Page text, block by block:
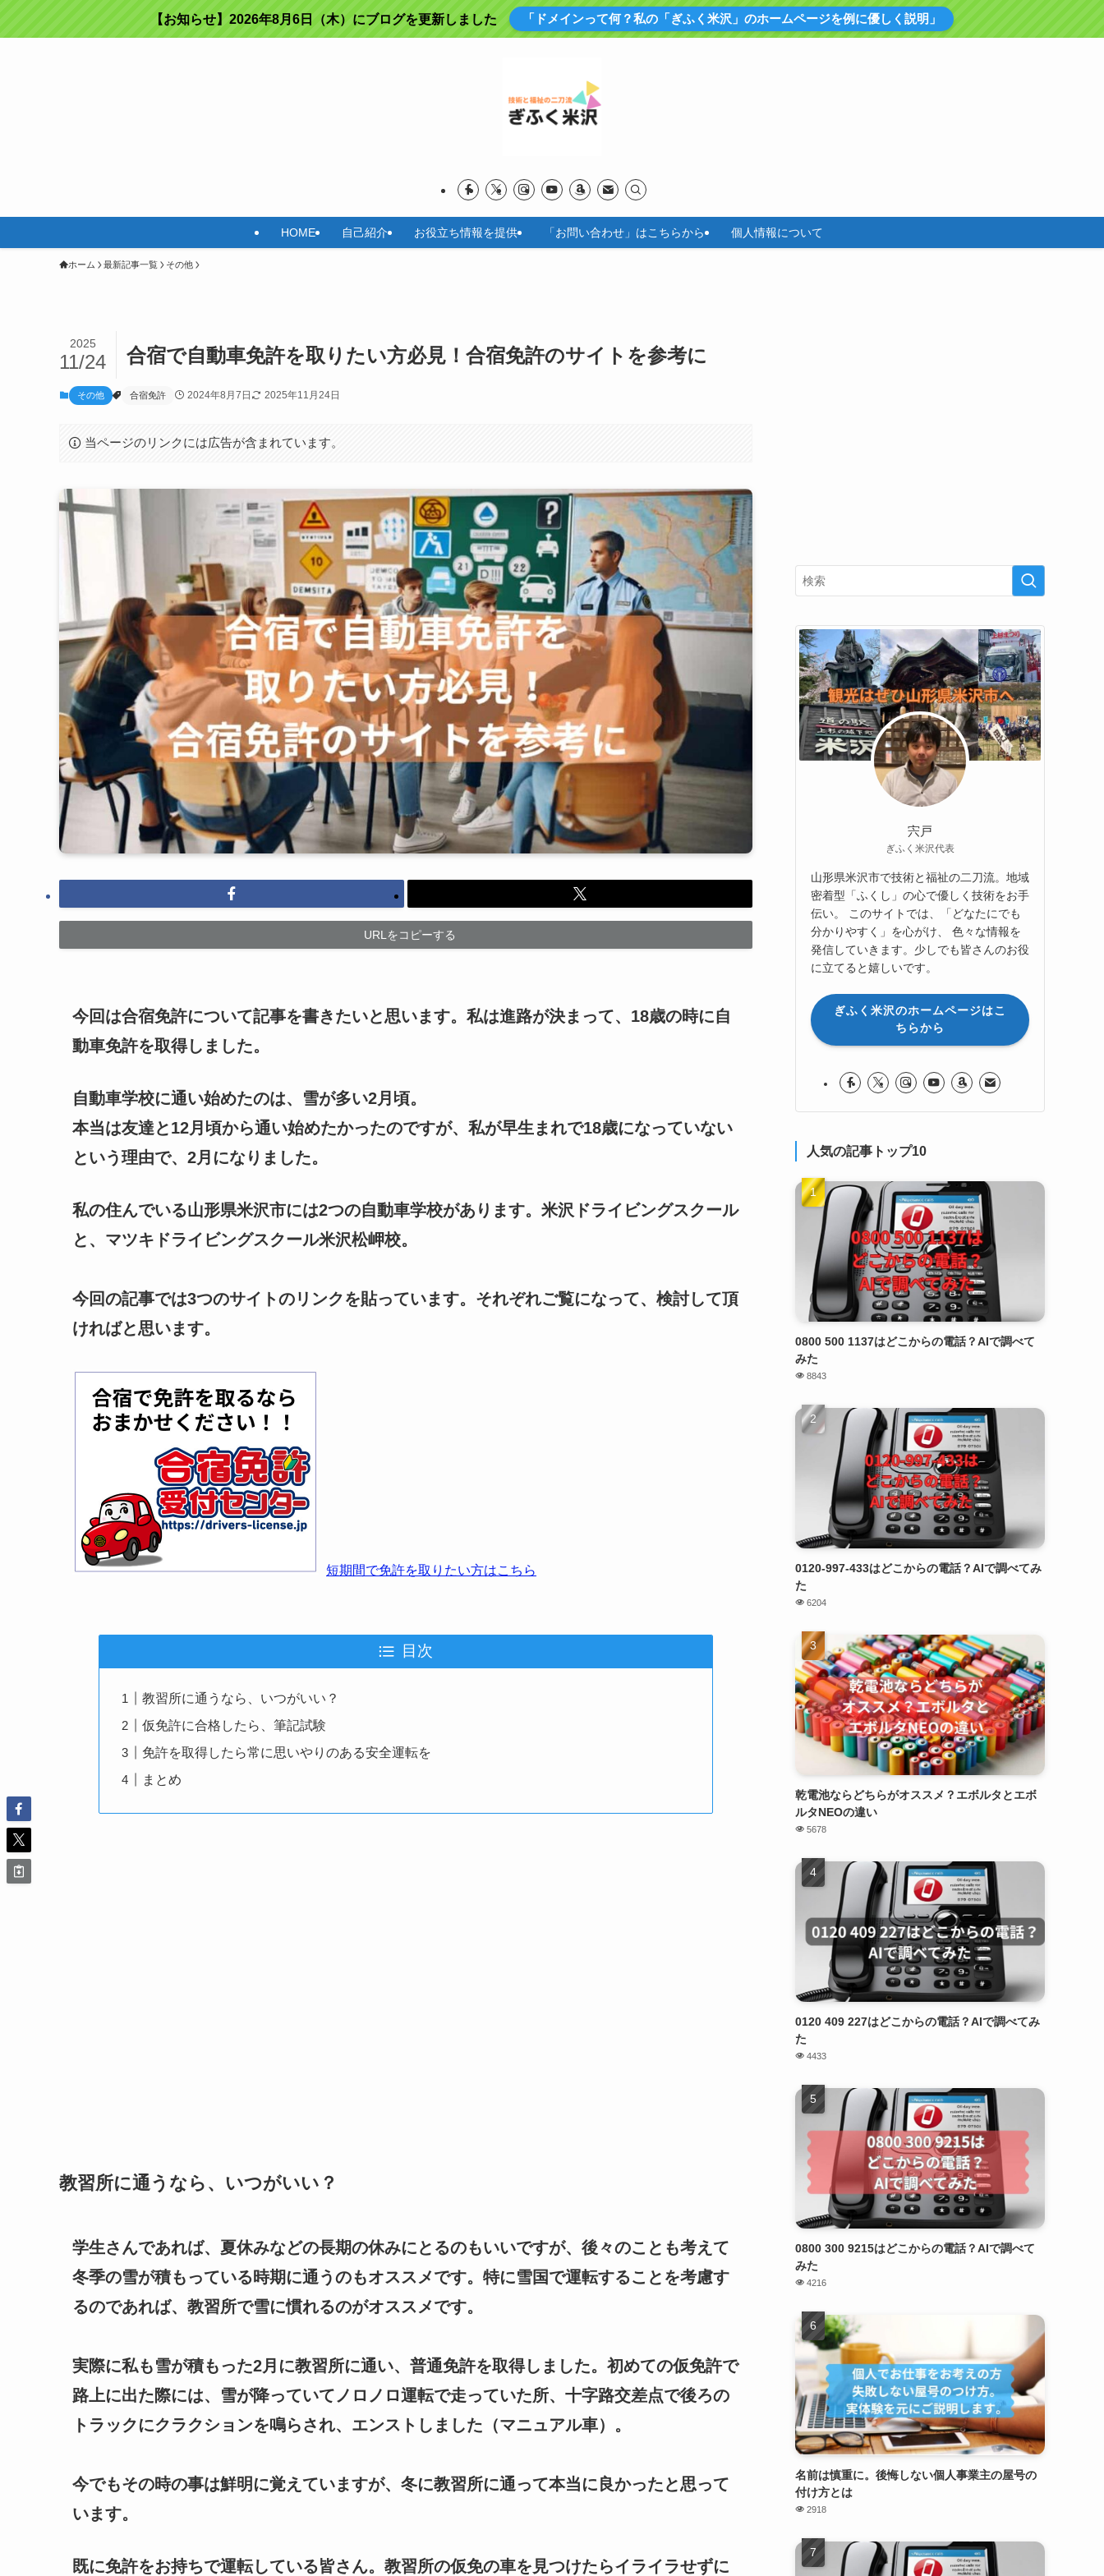
【お知らせ】2026年8月6日（木）にブログを更新しました 「ドメインって何？私の「ぎふく米沢」のホームページを例に優しく説明」
HOME 自己紹介 お役立ち情報を提供 「お問い合わせ」はこちらから 個人情報について
ホーム 最新記事一覧 その他
合宿で自動車免許を取りたい方必見！合宿免許のサイトを参考に
2025
11/24
その他 合宿免許 2024年8月7日 2025年11月24日
当ページのリンクには広告が含まれています。
URLをコピーする
今回は合宿免許について記事を書きたいと思います。私は進路が決まって、18歳の時に自
動車免許を取得しました。
自動車学校に通い始めたのは、雪が多い2月頃。
本当は友達と12月頃から通い始めたかったのですが、私が早生まれで18歳になっていない
という理由で、2月になりました。
私の住んでいる山形県米沢市には2つの自動車学校があります。米沢ドライビングスクール
と、マツキドライビングスクール米沢松岬校。
今回の記事では3つのサイトのリンクを貼っています。それぞれご覧になって、検討して頂
ければと思います。
短期間で免許を取りたい方はこちら
目次
教習所に通うなら、いつがいい？
仮免許に合格したら、筆記試験
免許を取得したら常に思いやりのある安全運転を
まとめ
教習所に通うなら、いつがいい？
学生さんであれば、夏休みなどの長期の休みにとるのもいいですが、後々のことも考えて
冬季の雪が積もっている時期に通うのもオススメです。特に雪国で運転することを考慮す
るのであれば、教習所で雪に慣れるのがオススメです。
実際に私も雪が積もった2月に教習所に通い、普通免許を取得しました。初めての仮免許で
路上に出た際には、雪が降っていてノロノロ運転で走っていた所、十字路交差点で後ろの
トラックにクラクションを鳴らされ、エンストしました（マニュアル車）。
今でもその時の事は鮮明に覚えていますが、冬に教習所に通って本当に良かったと思って
います。
既に免許をお持ちで運転している皆さん。教習所の仮免の車を見つけたらイライラせずに
宍戸
ぎふく米沢代表
山形県米沢市で技術と福祉の二刀流。地域
密着型「ふくし」の心で優しく技術をお手
伝い。 このサイトでは、「どなたにでも
分かりやすく」を心がけ、 色々な情報を
発信していきます。少しでも皆さんのお役
に立てると嬉しいです。
ぎふく米沢のホームページはこ
ちらから
人気の記事トップ10
0800 500 1137はどこからの電話？AIで調べて
みた
8843
0120-997-433はどこからの電話？AIで調べてみ
た
6204
乾電池ならどちらがオススメ？エボルタとエボ
ルタNEOの違い
5678
0120 409 227はどこからの電話？AIで調べてみ
た
4433
0800 300 9215はどこからの電話？AIで調べて
みた
4216
名前は慎重に。後悔しない個人事業主の屋号の
付け方とは
2918